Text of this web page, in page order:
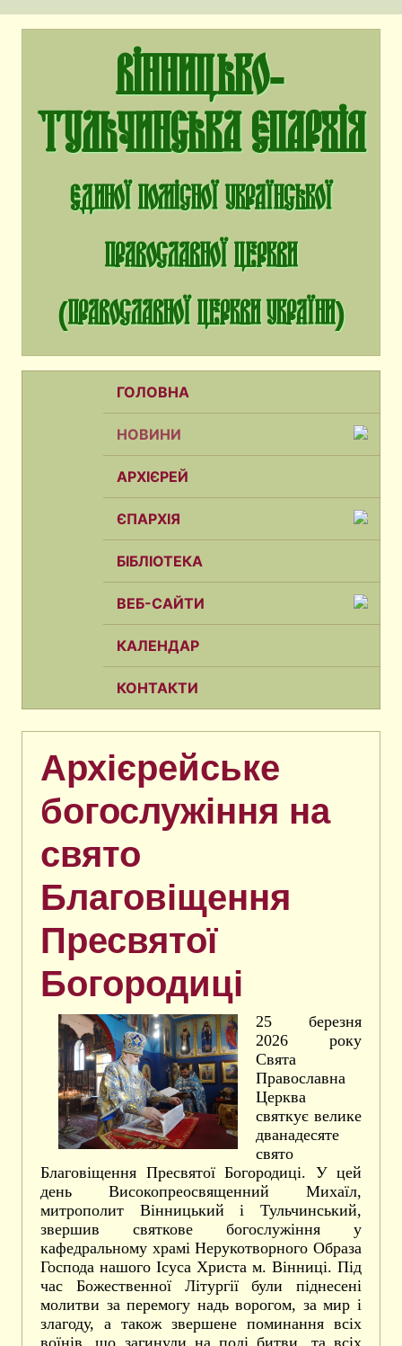
Вінницько-
Тульчинська єпархія
єдиної помісної Української
Православної Церкви
(Православної Церкви України)
ГОЛОВНА
НОВИНИ
АРХІЄРЕЙ
ЄПАРХІЯ
БІБЛІОТЕКА
ВЕБ-САЙТИ
КАЛЕНДАР
КОНТАКТИ
Архієрейське
богослужіння на
свято
Благовіщення
Пресвятої
Богородиці
25 березня
2026 року
Свята
Православна
Церква
святкує велике
дванадесяте
свято
Благовіщення Пресвятої Богородиці. У цей
день Високопреосвященний Михаїл,
митрополит Вінницький і Тульчинський,
звершив святкове богослужіння у
кафедральному храмі Нерукотворного Образа
Господа нашого Ісуса Христа м. Вінниці. Під
час Божественної Літургії були піднесені
молитви за перемогу надь ворогом, за мир і
злагоду, а також звершене поминання всіх
воїнів, що загинули на полі битви, та всіх